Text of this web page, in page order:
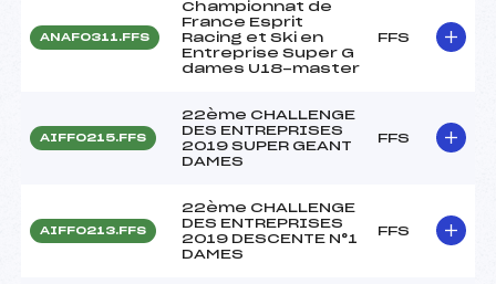
ANAF0311.FFS
Championnat de
France Esprit
Racing et Ski en
Entreprise Super G
dames U18-master
FFS
AIFF0215.FFS
22ème CHALLENGE
DES ENTREPRISES
2019 SUPER GEANT
DAMES
FFS
AIFF0213.FFS
22ème CHALLENGE
DES ENTREPRISES
2019 DESCENTE N°1
DAMES
FFS